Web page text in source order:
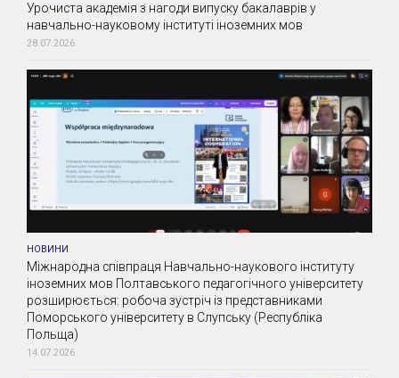
Урочиста академія з нагоди випуску бакалаврів у
навчально-науковому інституті іноземних мов
28.07.2026
НОВИНИ
Міжнародна співпраця Навчально-наукового інституту
іноземних мов Полтавського педагогічного університету
розширюється: робоча зустріч із представниками
Поморського університету в Слупську (Республіка
Польща)
14.07.2026